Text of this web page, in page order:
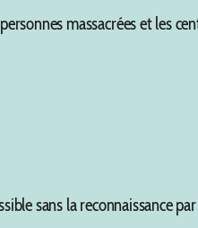
massacrées et les
sans la reconnaissance